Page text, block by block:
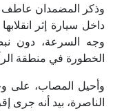
وذكر المضمدان عاطف
داخل سيارة إثر
وجه السرعة، دون
الخطورة في منطقة
وأحيل المصاب، على
الناصرة، بيد أنه جرى